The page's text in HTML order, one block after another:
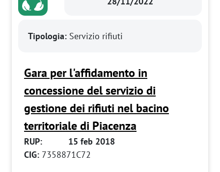
Tipologia: Servizio rifiuti
Gara per l'affidamento in
concessione del servizio di
gestione dei rifiuti nel bacino
territoriale di Piacenza
RUP:
15 feb 2018
CIG: 7358871C72